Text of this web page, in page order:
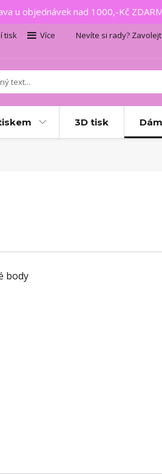
u objednávek nad 1000,-Kč
tisk
Více
Nevíte si rady?
3D tisk